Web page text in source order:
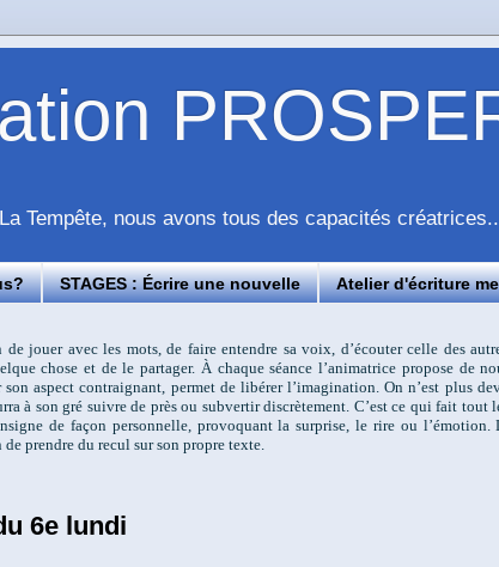
Tempête, nous avons tous des capacités
STAGES : Écrire une nouvelle Atelier d'écriture
de jouer avec les mots, de faire entendre sa voix, d’écouter celle des
chose et de le partager. À chaque séance l’animatrice propose de
aspect contraignant, permet de libérer l’imagination. On n’est plus
à son gré suivre de près ou subvertir discrètement. C’est ce qui fait tout
de façon personnelle, provoquant la surprise, le rire ou
prendre du recul sur son propre texte.
6e lundi